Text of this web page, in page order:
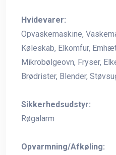
Hvidevarer:
Opvaskemaskine,
Køleskab, Elkomfur,
Mikrobølgeovn, Fryser,
Brødrister, Blender,
Sikkerhedsudstyr:
Røgalarm
Opvarmning/Afkøling: